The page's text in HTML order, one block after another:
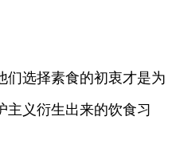
们选择素食的初衷才是为
主义衍生出来的饮食习